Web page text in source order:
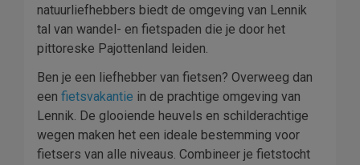
natuurliefhebbers biedt de omgeving van Lennik
tal van wandel- en fietspaden die je door het
pittoreske Pajottenland leiden.
Ben je een liefhebber van fietsen? Overweeg dan
een fietsvakantie in de prachtige omgeving van
Lennik. De glooiende heuvels en schilderachtige
wegen maken het een ideale bestemming voor
fietsers van alle niveaus. Combineer je fietstocht